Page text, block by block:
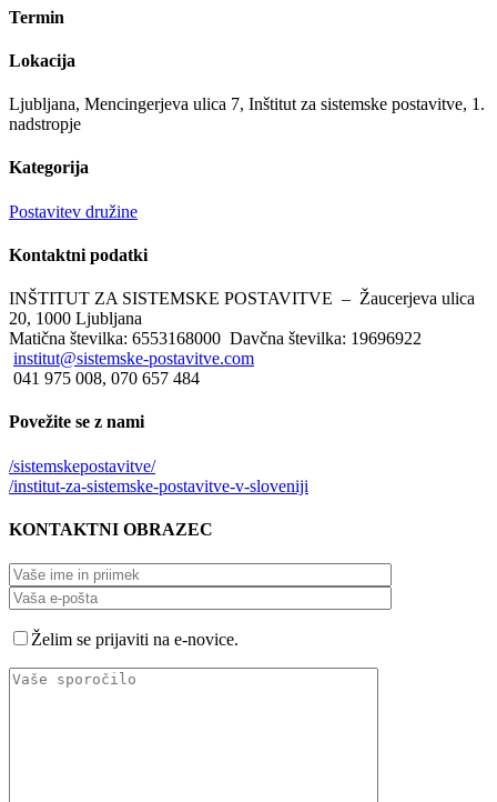
Termin
Lokacija
Ljubljana, Mencingerjeva ulica 7, Inštitut za sistemske postavitve, 1.
nadstropje
Kategorija
Postavitev družine
Kontaktni podatki
INŠTITUT ZA SISTEMSKE POSTAVITVE – Žaucerjeva ulica
20, 1000 Ljubljana
Matična številka: 6553168000 Davčna številka: 19696922
institut@sistemske-postavitve.com
041 975 008, 070 657 484
Povežite se z nami
/sistemskepostavitve/
/institut-za-sistemske-postavitve-v-sloveniji
KONTAKTNI OBRAZEC
Želim se prijaviti na e-novice.